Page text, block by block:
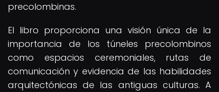
precolombinas.
El libro proporciona una visión única de la
importancia de los túneles precolombinos
como espacios ceremoniales, rutas de
comunicación y evidencia de las habilidades
arquitectónicas de las antiguas culturas. A